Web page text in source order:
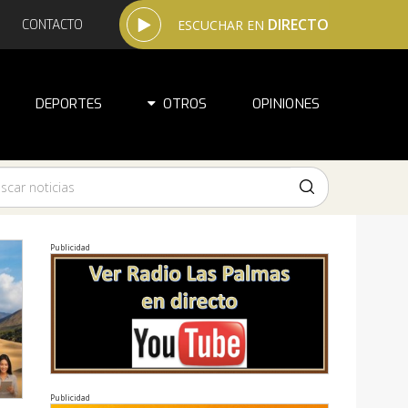
ESCUCHAR EN DIRECTO
CONTACTO
DEPORTES OTROS OPINIONES
Publicidad
Publicidad